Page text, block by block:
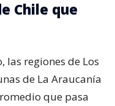
Chile que
las regiones de Los
de La Araucanía
que pasa